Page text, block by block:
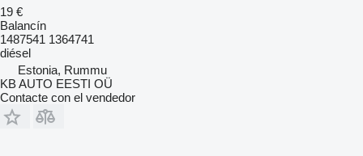
19 €
Balancín
1487541 1364741
diésel
Estonia, Rummu
KB AUTO EESTI OÜ
Contacte con el vendedor